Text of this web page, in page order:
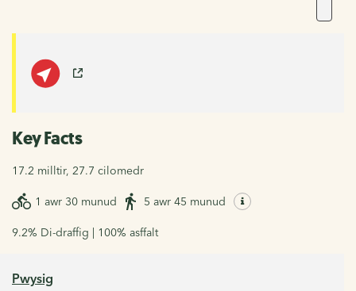
Key Facts
17.2 milltir, 27.7 cilomedr
1 awr 30 munud 5 awr 45 munud
9.2% Di-draffig | 100% asffalt
Pwysig